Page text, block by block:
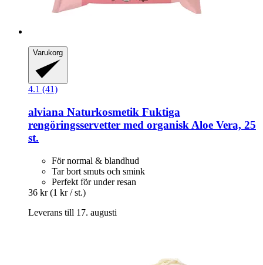
Varukorg
4.1 (41)
alviana Naturkosmetik Fuktiga
rengöringsservetter med organisk Aloe Vera, 25
st.
För normal & blandhud
Tar bort smuts och smink
Perfekt för under resan
36 kr (1 kr / st.)
Leverans till 17. augusti